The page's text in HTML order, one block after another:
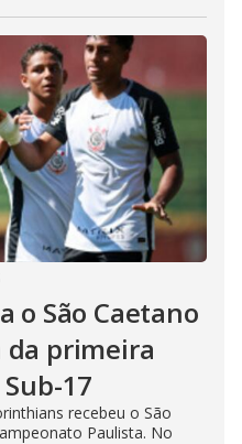
o São Caetano
primeira
17
recebeu o São
Paulista. No